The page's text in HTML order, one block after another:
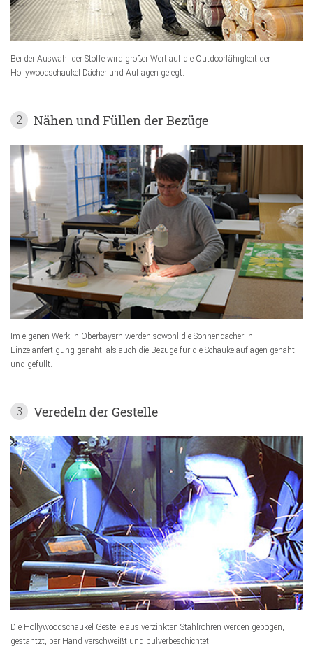
Bei der Auswahl der Stoffe wird großer Wert auf die Outdoorfähigkeit der
Hollywoodschaukel Dächer und Auflagen gelegt.
2 Nähen und Füllen der Bezüge
Im eigenen Werk in Oberbayern werden sowohl die Sonnendächer in
Einzelanfertigung genäht, als auch die Bezüge für die Schaukelauflagen genäht
und gefüllt.
3 Veredeln der Gestelle
Die Hollywoodschaukel Gestelle aus verzinkten Stahlrohren werden gebogen,
gestantzt, per Hand verschweißt und pulverbeschichtet.